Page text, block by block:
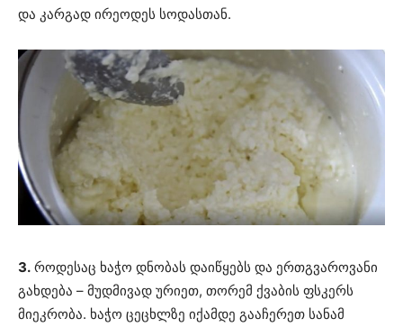
და კარგად ირეოდეს სოდასთან.
3. როდესაც ხაჭო დნობას დაიწყებს და ერთგვაროვანი
გახდება – მუდმივად ურიეთ, თორემ ქვაბის ფსკერს
მიეკრობა. ხაჭო ცეცხლზე იქამდე გააჩერეთ სანამ